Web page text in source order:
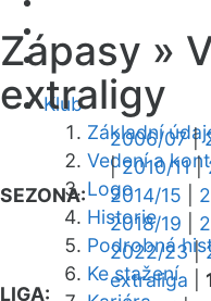
Klub
Základní
Vedení a
Logo
Historie
Podrobná
Ke stažení
Zápasy »
extraligy
SEZONA:
2006/07|
|2010/11|
2014/15
2018/19
2022/23|
LIGA:
extraliga